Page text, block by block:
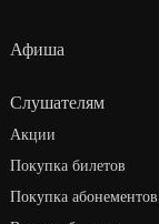
Афиша
Слушателям
Акции
Покупка билетов
Покупка абонементов